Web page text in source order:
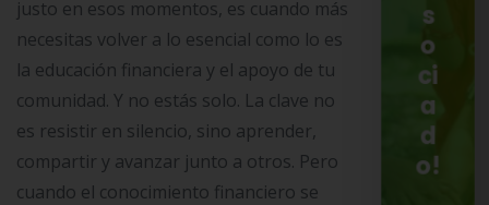
justo en esos momentos, es cuando más
necesitas volver a lo esencial como lo es
la educación financiera y el apoyo de tu
comunidad. Y no estás solo. La clave no
es resistir en silencio, sino aprender,
compartir y avanzar junto a otros. Pero
cuando el conocimiento financiero se
s
o
ci
a
d
o!